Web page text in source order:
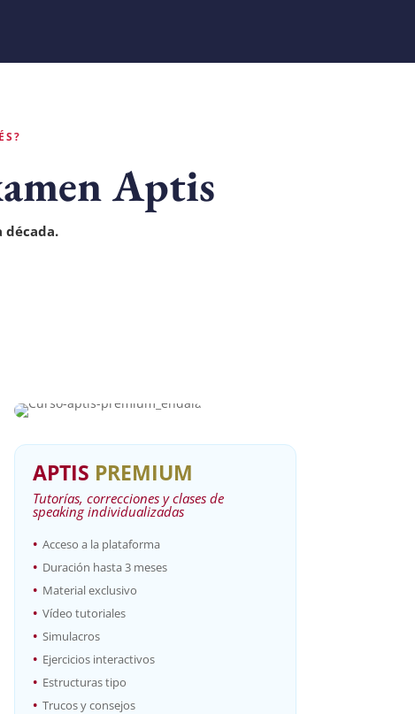
Aptis
década.
APTIS PREMIUM
Tutorías, correcciones y clases de
speaking individualizadas
• Acceso a la plataforma
• Duración hasta 3 meses
• Material exclusivo
• Vídeo tutoriales
• Simulacros
• Ejercicios interactivos
• Estructuras tipo
• Trucos y consejos